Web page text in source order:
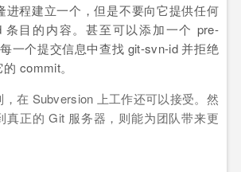
进程建立一个，但是不要向它提供任何
条目的内容。甚至可以添加一个 pre-
一个提交信息中查找 git-svn-id 并拒绝
commit。
在 Subversion 上工作还可以接受。然
真正的 Git 服务器，则能为团队带来更